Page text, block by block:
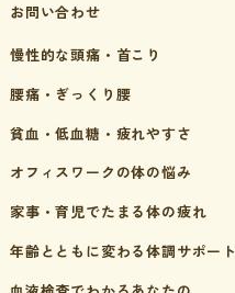
お問い合わせ
慢性的な頭痛・首こり
腰痛・ぎっくり腰
貧血・低血糖・疲れやすさ
オフィスワークの体の悩み
家事・育児でたまる体の疲れ
年齢とともに変わる体調サポート